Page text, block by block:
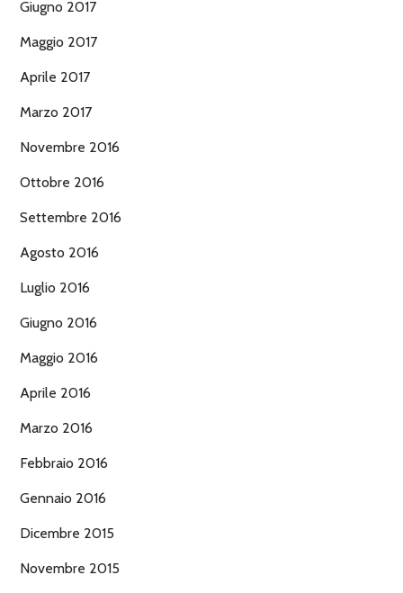
Giugno 2017
Maggio 2017
Aprile 2017
Marzo 2017
Novembre 2016
Ottobre 2016
Settembre 2016
Agosto 2016
Luglio 2016
Giugno 2016
Maggio 2016
Aprile 2016
Marzo 2016
Febbraio 2016
Gennaio 2016
Dicembre 2015
Novembre 2015